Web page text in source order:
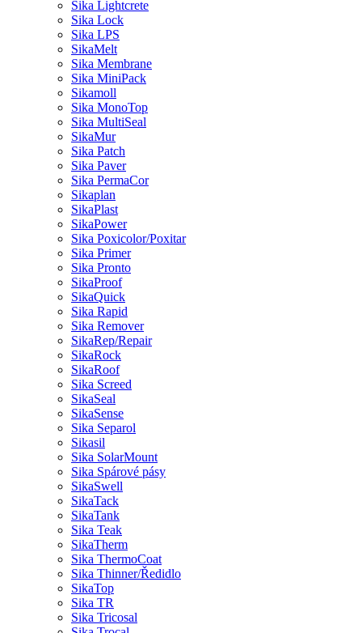
Sika Lightcrete
Sika Lock
Sika LPS
SikaMelt
Sika Membrane
Sika MiniPack
Sikamoll
Sika MonoTop
Sika MultiSeal
SikaMur
Sika Patch
Sika Paver
Sika PermaCor
Sikaplan
SikaPlast
SikaPower
Sika Poxicolor/Poxitar
Sika Primer
Sika Pronto
SikaProof
SikaQuick
Sika Rapid
Sika Remover
SikaRep/Repair
SikaRock
SikaRoof
Sika Screed
SikaSeal
SikaSense
Sika Separol
Sikasil
Sika SolarMount
Sika Spárové pásy
SikaSwell
SikaTack
SikaTank
Sika Teak
SikaTherm
Sika ThermoCoat
Sika Thinner/Ředidlo
SikaTop
Sika TR
Sika Tricosal